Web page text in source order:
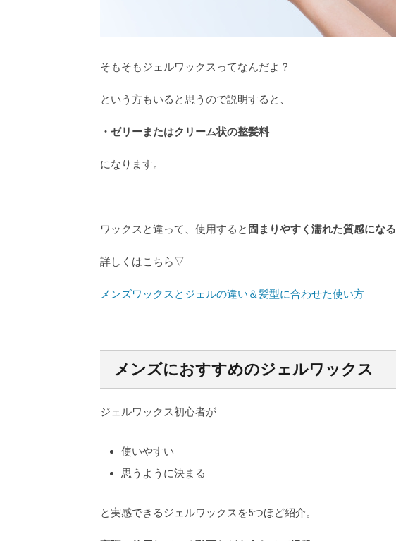
そもそもジェルワックスってなんだよ？
という方もいると思うので説明すると、
・ゼリーまたはクリーム状の整髪料
になります。
ワックスと違って、使用すると 固まりやすく濡れた質感になる
詳しくはこちら▽
メンズワックスとジェルの違い＆髪型に合わせた使い方
メンズにおすすめのジェルワックス
ジェルワックス初心者が
使いやすい
思うように決まる
と実感できるジェルワックスを5つほど紹介。